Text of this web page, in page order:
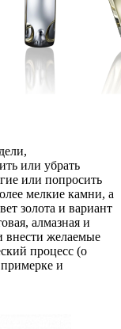
или убрать
или попросить
мелкие камни, а
золота и вариант
алмазная и
внести желаемые
процесс (о
и